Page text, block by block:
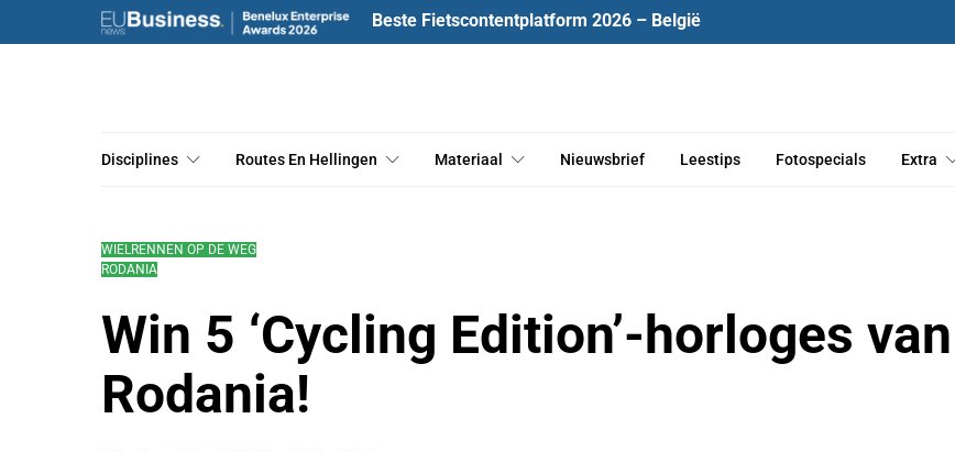
Beste Fietscontentplatform 2026 – België
Disciplines Routes En Hellingen Materiaal Nieuwsbrief Leestips Fotospecials Extra
WIELRENNEN OP DE WEG
RODANIA
Win 5 ‘Cycling Edition’-horloges van
Rodania!